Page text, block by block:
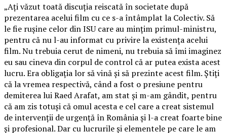
„Ați văzut toată discuția reiscată în societate după
prezentarea acelui film cu ce s-a întâmplat la Colectiv. Să
le fie rușine celor din ISU care au mințim primul-ministru,
pentru că nu l-au informat cu privire la existența acelui
film. Nu trebuia cerut de nimeni, nu trebuia să îmi imaginez
eu sau cineva din corpul de control că ar putea exista acest
lucru. Era obligația lor să vină și să prezinte acest film. Știți
că la vremea respectivă, când a fost o presiune pentru
demiterea lui Raed Arafat, am stat și m-am gândit, pentru
că am zis totuși că omul acesta e cel care a creat sistemul
de intervenții de urgență în România și l-a creat foarte bine
și profesional. Dar cu lucrurile și elementele pe care le am